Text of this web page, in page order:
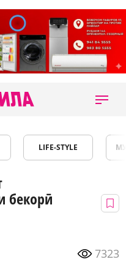
LIFE-STYLE
бекорӣ
7323